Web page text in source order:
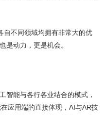
自不同领域均拥有非常大的优
是动力，更是机会。
智能与各行各业结合的模式，
应用端的直接体现，AI与AR技